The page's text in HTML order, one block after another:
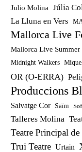
Julio Molina
Júlia
La Lluna en Vers
Mallorca Live
Mallorca Live Summer
Midnight Walkers
OR (O-ERRA)
Produccions
Salvatge Cor Saïm
Talleres Molina
Teatre Principal de
Trui Teatre Urtain